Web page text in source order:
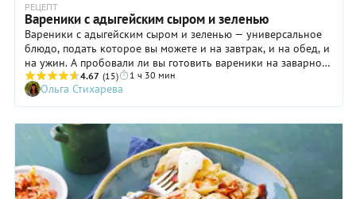
РЕЦЕПТ
Вареники с адыгейским сыром и зеленью
Вареники с адыгейским сыром и зеленью — универсальное
блюдо, подать которое вы можете и на завтрак, и на обед, и
на ужин. А пробовали ли вы готовить вареники на заварном
тесте? Оно нежное и эластичное, не рвется ни при лепке
вареников, ни при их варке. Заварное тесто, а также
изделия из него, отлично переносят заморозку. И если вы не
имеете ничего против полуфабрикатов, обязательно
возьмите этот рецепт на заметку. Также из него вы узнаете,
как сделать вкусную начинку для вареников с адыгейским
сыром и сколько их варить. С приготовлением вареников
проблем у вас точно не возникнет, ведь весь процесс
расписан пошагово и фото есть.
4.67 (15) 1 ч 30 мин
Ольга Стихарева